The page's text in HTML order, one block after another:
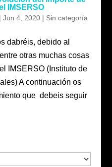
IMSERSO
Jun 4, 2020| Sin categoría
dabréis, debido al
otras muchas cosas
IMSERSO (Instituto de
A continuación os
que debeis seguir